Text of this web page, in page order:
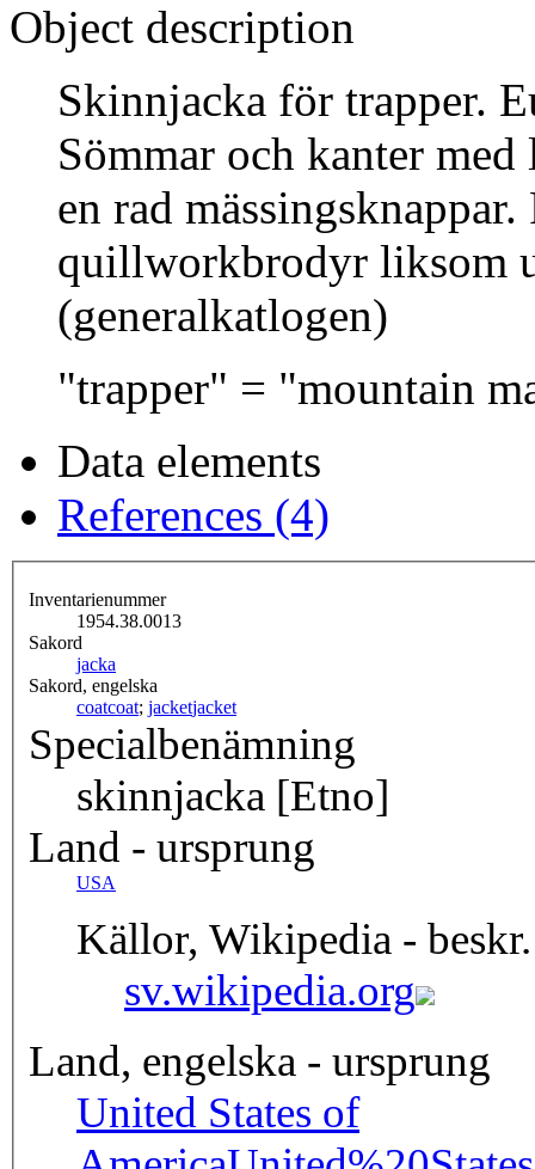
Object description
Skinnjacka för trapper.
Sömmar och kanter
en rad
quillworkbrodyr liksom
(generalkatlogen)
"trapper" = "mountain
Data elements
References (4)
Inventarienummer
1954.38.0013
Sakord
jacka
Sakord, engelska
coatcoat; jacketjacket
Specialbenämning
skinnjacka [Etno]
Land - ursprung
USA
Källor, Wikipedia -
sv.wikipedia.org
Land, engelska - ursprung
United States of